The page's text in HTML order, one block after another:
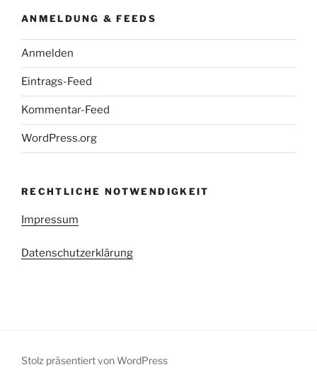
ANMELDUNG & FEEDS
Anmelden
Eintrags-Feed
Kommentar-Feed
WordPress.org
RECHTLICHE NOTWENDIGKEIT
Impressum
Datenschutzerklärung
Stolz präsentiert von WordPress